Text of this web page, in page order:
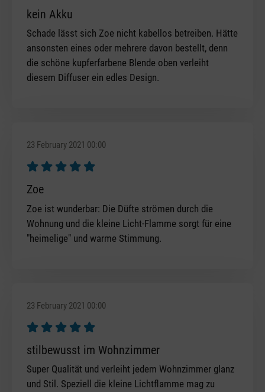
Review with rating of 3 out of 5 stars
kein Akku
Schade lässt sich Zoe nicht kabellos betreiben. Hätte
ansonsten eines oder mehrere davon bestellt, denn
die schöne kupferfarbene Blende oben verleiht
diesem Diffuser ein edles Design.
23 February 2021 00:00
Review with rating of 5 out of 5 stars
Zoe
Zoe ist wunderbar: Die Düfte strömen durch die
Wohnung und die kleine Licht-Flamme sorgt für eine
"heimelige" und warme Stimmung.
23 February 2021 00:00
Review with rating of 5 out of 5 stars
stilbewusst im Wohnzimmer
Super Qualität und verleiht jedem Wohnzimmer glanz
und Stil. Speziell die kleine Lichtflamme mag zu